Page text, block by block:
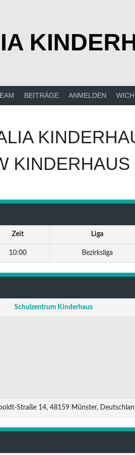
BEITRÄGE ANMELDEN
KINDERHAUS
Zeit Liga
10:00 Bezirksliga
Schulzentrum Kinderhaus
Straße 14, 48159 Münster,